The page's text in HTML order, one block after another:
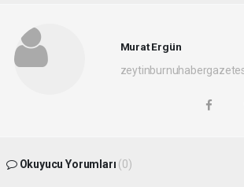
Murat Ergün
Okuyucu Yorumları (0)